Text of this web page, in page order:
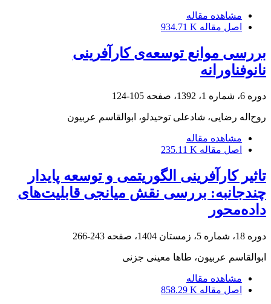
مشاهده مقاله
اصل مقاله 934.71 K
بررسی موانع توسعه‌ی کارآفرینی
نانوفناورانه
دوره 6، شماره 1، 1392، صفحه 105-124
روح‌اله رضایی، شادعلی توحیدلو، ابوالقاسم عربیون
مشاهده مقاله
اصل مقاله 235.11 K
تاثیر کارآفرینی الگوریتمی و توسعه پایدار
چندجانبه: بررسی نقش میانجی قابلیت‌های
داده‌محور
دوره 18، شماره 5، زمستان 1404، صفحه 243-266
ابوالقاسم عربیون، طاها معینی جزنی
مشاهده مقاله
اصل مقاله 858.29 K